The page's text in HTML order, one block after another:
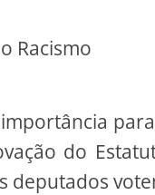
Racismo
do
deputados